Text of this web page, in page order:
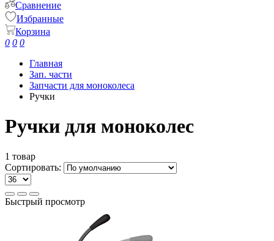
Сравнение
Избранные
Корзина
0 0 0
Главная
Зап. части
Запчасти для моноколеса
Ручки
Ручки для моноколес
1 товар
Сортировать:
Быстрый просмотр